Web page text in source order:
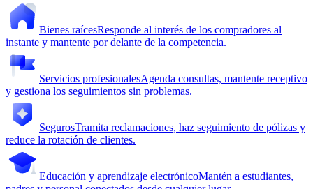
Bienes raícesResponde al interés de los compradores al
instante y mantente por delante de la competencia.
Servicios profesionalesAgenda consultas, mantente receptivo
y gestiona los seguimientos sin problemas.
SegurosTramita reclamaciones, haz seguimiento de pólizas y
reduce la rotación de clientes.
Educación y aprendizaje electrónicoMantén a estudiantes,